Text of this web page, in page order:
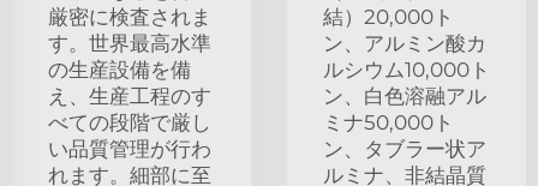
厳密に検査されま
す。世界最高水準
の生産設備を備
え、生産工程のす
べての段階で厳し
い品質管理が行わ
れます。細部に至
結）20,000ト
ン、アルミン酸カ
ルシウム10,000ト
ン、白色溶融アル
ミナ50,000ト
ン、タブラー状ア
ルミナ、非結晶質